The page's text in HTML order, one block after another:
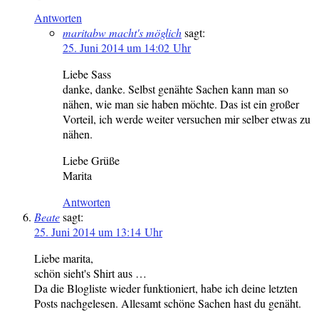
Antworten
maritabw macht's möglichsagt:
25. Juni 2014 um 14:02 Uhr
Liebe Sass
danke, danke. Selbst genähte Sachen kann man so
nähen, wie man sie haben möchte. Das ist ein großer
Vorteil, ich werde weiter versuchen mir selber etwas zu
nähen.
Liebe Grüße
Marita
Antworten
Beatesagt:
25. Juni 2014 um 13:14 Uhr
Liebe marita,
schön sieht's Shirt aus …
Da die Blogliste wieder funktioniert, habe ich deine letzten
Posts nachgelesen. Allesamt schöne Sachen hast du genäht.